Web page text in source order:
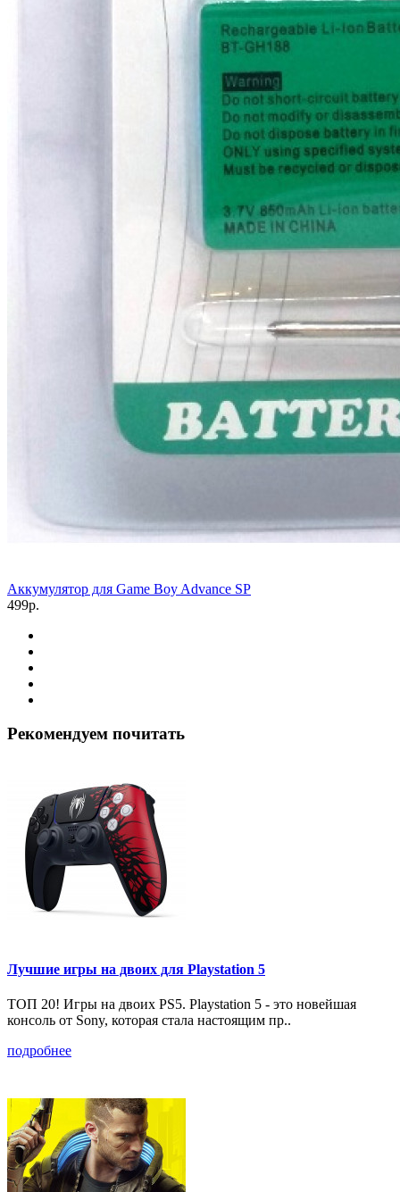
Аккумулятор для Game Boy Advance SP
499р.
Рекомендуем почитать
Лучшие игры на двоих для Playstation 5
ТОП 20! Игры на двоих PS5. Playstation 5 - это новейшая
консоль от Sony, которая стала настоящим пр..
подробнее